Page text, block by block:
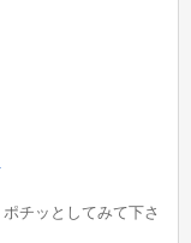
チッとしてみて下さ